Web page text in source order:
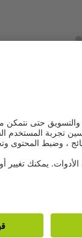
الكثيرة التي
لخريجي/
الضوء".
بينهم/هن،
مصر
اللقاء
والجندري.